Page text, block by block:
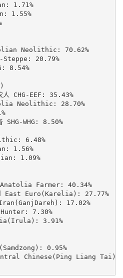
1.71%
1.55%
Neolithic: 70.62%
Steppe: 20.79%
8.54%
人 CHG-EEF: 35.43%
Neolithic: 28.70%
SHG-WHG: 8.50%
6.48%
1.56%
1.09%
Anatolia Farmer: 40.34%
East Euro(Karelia): 27.77%
Iran(GanjDareh): 17.02%
7.30%
3.91%
0.95%
Chinese(Ping Liang Tai):